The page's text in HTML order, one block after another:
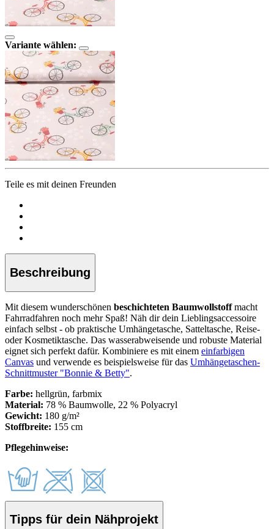
Variante wählen:
Teile es mit deinen Freunden
Beschreibung
Mit diesem wunderschönen beschichteten Baumwollstoffmacht
Fahrradfahren noch mehr Spaß! Näh dir dein Lieblingsaccessoire
einfach selbst - ob praktische Umhängetasche, Satteltasche, Reise-
oder Kosmetiktasche. Das wasserabweisende und robuste Material
eignet sich perfekt dafür. Kombiniere es mit einem einfarbigen
Canvas und verwende es beispielsweise für das Umhängetaschen-
Schnittmuster "Bonnie & Betty".
Farbe: hellgrün, farbmix
Material: 78 % Baumwolle, 22 % Polyacryl
Gewicht: 180 g/m²
Stoffbreite: 155 cm
Pflegehinweise:
Tipps für dein Nähprojekt